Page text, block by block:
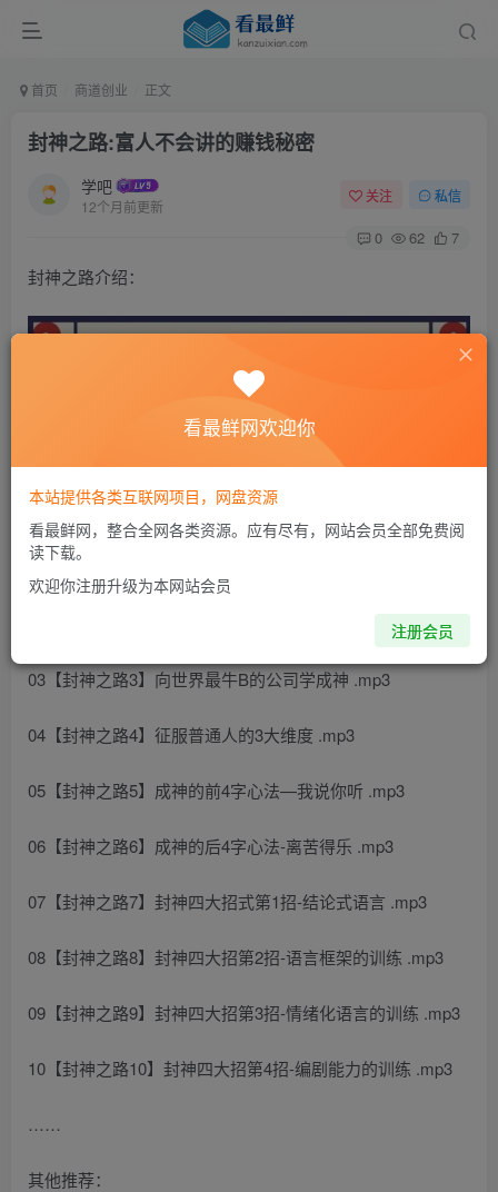
首页 商道创业 正文
封神之路:富人不会讲的赚钱秘密
学吧
12个月前更新
关注 私信
0 62 7
封神之路介绍：
01【封神前言1】屌丝赚屌丝的钱为什么这么难_ .mp3
02【封神之路2】赚大钱的制胜法宝-—招碾压 .mp3
03【封神之路3】向世界最牛B的公司学成神 .mp3
04【封神之路4】征服普通人的3大维度 .mp3
05【封神之路5】成神的前4字心法—我说你听 .mp3
06【封神之路6】成神的后4字心法-离苦得乐 .mp3
07【封神之路7】封神四大招式第1招-结论式语言 .mp3
08【封神之路8】封神四大招第2招-语言框架的训练 .mp3
09【封神之路9】封神四大招第3招-情绪化语言的训练 .mp3
10【封神之路10】封神四大招第4招-编剧能力的训练 .mp3
……
其他推荐：
看最鲜网欢迎你
本站提供各类互联网项目，网盘资源
看最鲜网，整合全网各类资源。应有尽有，网站会员全部免费阅
读下载。
欢迎你注册升级为本网站会员
注册会员